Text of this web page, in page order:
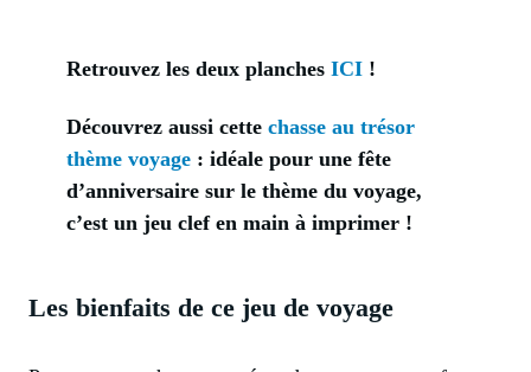
Retrouvez les deux planches ICI !
Découvrez aussi cette chasse au trésor
thème voyage : idéale pour une fête
d’anniversaire sur le thème du voyage,
c’est un jeu clef en main à imprimer !
Les bienfaits de ce jeu de voyage